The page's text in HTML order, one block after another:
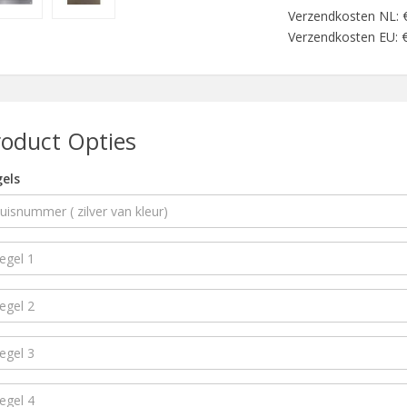
Verzendkosten NL:
Verzendkosten EU:
Opties